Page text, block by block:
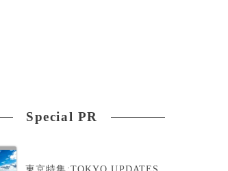
Special PR
東京特集:TOKYO UPDATES